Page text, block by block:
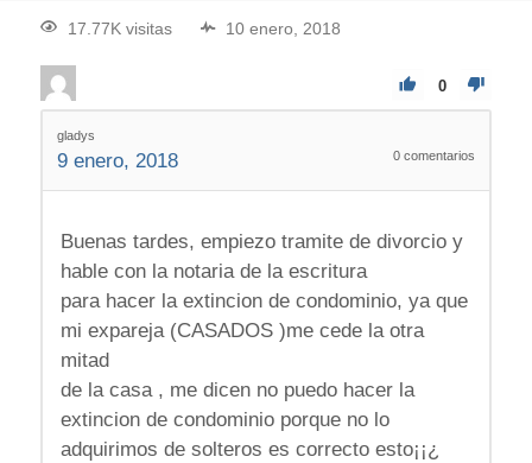
17.77K visitas 10 enero, 2018
0
gladys
9 enero, 2018 0 comentarios
Buenas tardes, empiezo tramite de divorcio y
hable con la notaria de la escritura
para hacer la extincion de condominio, ya que
mi expareja (CASADOS )me cede la otra
mitad
de la casa , me dicen no puedo hacer la
extincion de condominio porque no lo
adquirimos de solteros es correcto esto¡¡¿